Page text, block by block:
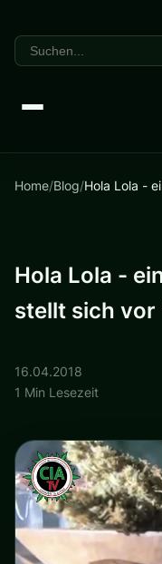
Home/Blog/Hola Lola -
Hola Lola -
stellt sich vor
16.04.2018
1 Min Lesezeit